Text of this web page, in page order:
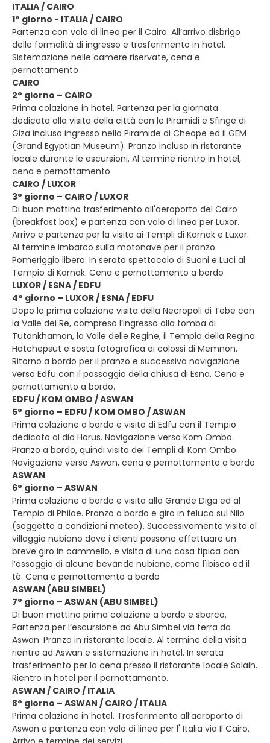
ITALIA / CAIRO
1° giorno - ITALIA / CAIRO
Partenza con volo di linea per il Cairo. All’arrivo disbrigo
delle formalità di ingresso e trasferimento in hotel.
Sistemazione nelle camere riservate, cena e
pernottamento
CAIRO
2° giorno – CAIRO
Prima colazione in hotel. Partenza per la giornata
dedicata alla visita della città con le Piramidi e Sfinge di
Giza incluso ingresso nella Piramide di Cheope ed il GEM
(Grand Egyptian Museum). Pranzo incluso in ristorante
locale durante le escursioni. Al termine rientro in hotel,
cena e pernottamento
CAIRO / LUXOR
3° giorno – CAIRO / LUXOR
Di buon mattino trasferimento all'aeroporto del Cairo
(breakfast box) e partenza con volo di linea per Luxor.
Arrivo e partenza per la visita ai Templi di Karnak e Luxor.
Al termine imbarco sulla motonave per il pranzo.
Pomeriggio libero. In serata spettacolo di Suoni e Luci al
Tempio di Karnak. Cena e pernottamento a bordo
LUXOR / ESNA / EDFU
4° giorno – LUXOR / ESNA / EDFU
Dopo la prima colazione visita della Necropoli di Tebe con
la Valle dei Re, compreso l’ingresso alla tomba di
Tutankhamon, la Valle delle Regine, il Tempio della Regina
Hatchepsut e sosta fotografica ai colossi di Memnon.
Ritorno a bordo per il pranzo e successiva navigazione
verso Edfu con il passaggio della chiusa di Esna. Cena e
pernottamento a bordo.
EDFU / KOM OMBO / ASWAN
5° giorno – EDFU / KOM OMBO / ASWAN
Prima colazione a bordo e visita di Edfu con il Tempio
dedicato al dio Horus. Navigazione verso Kom Ombo.
Pranzo a bordo, quindi visita dei Templi di Kom Ombo.
Navigazione verso Aswan, cena e pernottamento a bordo
ASWAN
6° giorno – ASWAN
Prima colazione a bordo e visita alla Grande Diga ed al
Tempio di Philae. Pranzo a bordo e giro in feluca sul Nilo
(soggetto a condizioni meteo). Successivamente visita al
villaggio nubiano dove i clienti possono effettuare un
breve giro in cammello, e visita di una casa tipica con
l’assaggio di alcune bevande nubiane, come l'ibisco ed il
tè. Cena e pernottamento a bordo
ASWAN (ABU SIMBEL)
7° giorno – ASWAN (ABU SIMBEL)
Di buon mattino prima colazione a bordo e sbarco.
Partenza per l’escursione ad Abu Simbel via terra da
Aswan. Pranzo in ristorante locale. Al termine della visita
rientro ad Aswan e sistemazione in hotel. In serata
trasferimento per la cena presso il ristorante locale Solaih.
Rientro in hotel per il pernottamento.
ASWAN / CAIRO / ITALIA
8° giorno – ASWAN / CAIRO / ITALIA
Prima colazione in hotel. Trasferimento all’aeroporto di
Aswan e partenza con volo di linea per l' Italia via Il Cairo.